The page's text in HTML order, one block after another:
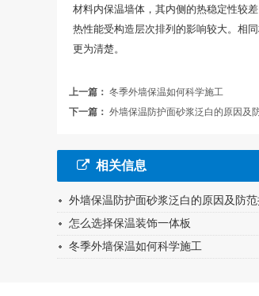
材料内保温墙体，其内侧的热稳定性较
热性能受构造层次排列的影响较大。相
更为清楚。
上一篇： 冬季外墙保温如何科学施工
下一篇： 外墙保温防护面砂浆泛白的原因及
相关信息
外墙保温防护面砂浆泛白的原因及防
怎么选择保温装饰一体板
冬季外墙保温如何科学施工